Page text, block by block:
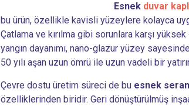
Esnek duvar
bu ürün, özellikle kavisli yüzeylere kolayca
Çatlama ve kırılma gibi sorunlara karşı yüksek
yangın dayanımı, nano-glazur yüzey
50 yılı aşan uzun ömrü ile uzun vadeli bir
Çevre dostu üretim süreci de bu esnek
özelliklerinden biridir. Geri dönüştürülmüş